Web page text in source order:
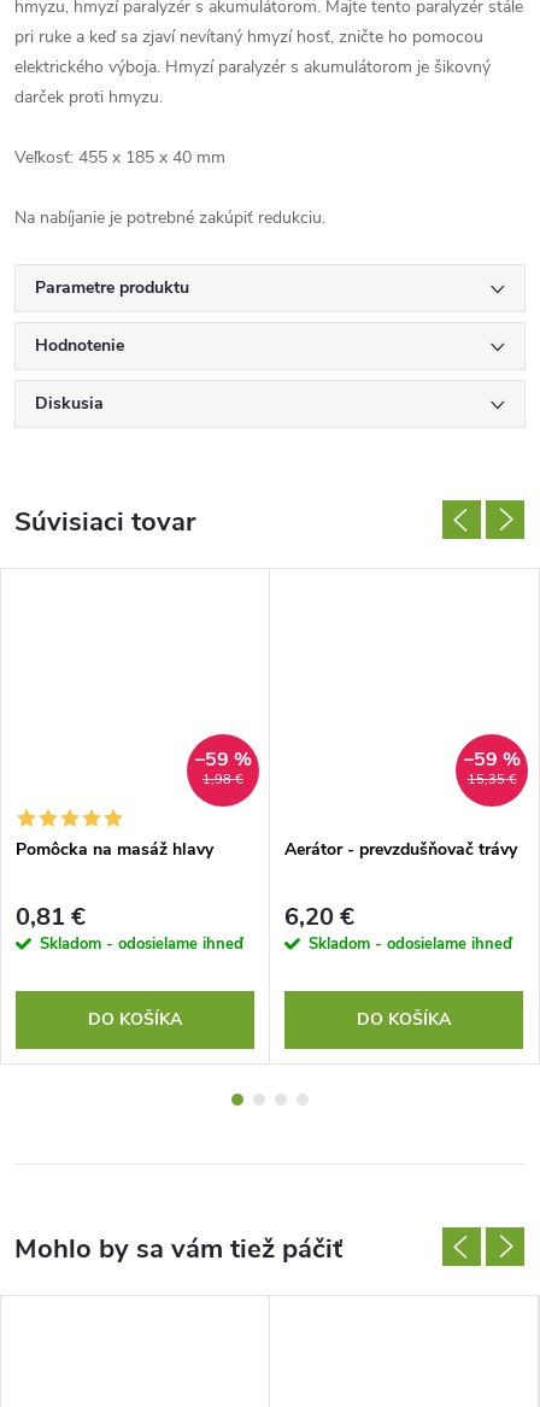
hmyzu, hmyzí paralyzér s akumulátorom. Majte tento paralyzér stále
pri ruke a keď sa zjaví nevítaný hmyzí hosť, zničte ho pomocou
elektrického výboja. Hmyzí paralyzér s akumulátorom je šikovný
darček proti hmyzu.
Veľkosť: 455 x 185 x 40 mm
Na nabíjanie je potrebné zakúpiť redukciu.
Parametre produktu
Hodnotenie
Diskusia
Súvisiaci tovar
1,98 €
–59 %
Pomôcka na masáž hlavy
0,81 €
Skladom - odosielame ihneď
DO KOŠÍKA
15,35 €
–59 %
Aerátor - prevzdušňovač trávy
6,20 €
Skladom - odosielame ihneď
DO KOŠÍKA